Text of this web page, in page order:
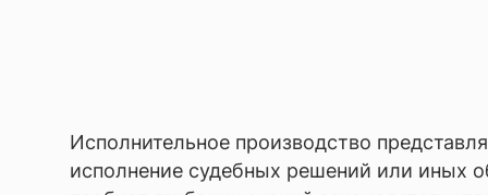
Исполнительное производство
исполнение судебных решений или иных